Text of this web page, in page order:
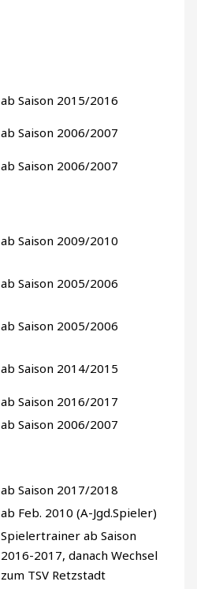
ab Saison 2015/2016
ab Saison 2006/2007
ab Saison 2006/2007
ab Saison 2009/2010
ab Saison 2005/2006
ab Saison 2005/2006
ab Saison 2014/2015
ab Saison 2016/2017
ab Saison 2006/2007
ab Saison 2017/2018
ab Feb. 2010 (A-Jgd.Spieler)
Spielertrainer ab Saison
2016-2017, danach Wechsel
zum TSV Retzstadt